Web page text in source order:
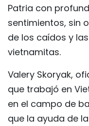
Patria con
sentimientos, sin
de los caídos y
vietnamitas.
Valery Skoryak,
que trabajó en
en el campo de
que la ayuda de